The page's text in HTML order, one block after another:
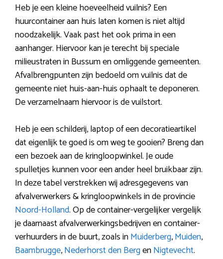
Heb je een kleine hoeveelheid vuilnis? Een
huurcontainer aan huis laten komen is niet altijd
noodzakelijk. Vaak past het ook prima in een
aanhanger. Hiervoor kan je terecht bij speciale
milieustraten in Bussum en omliggende gemeenten.
Afvalbrengpunten zijn bedoeld om vuilnis dat de
gemeente niet huis-aan-huis ophaalt te deponeren.
De verzamelnaam hiervoor is de vuilstort.
Heb je een schilderij, laptop of een decoratieartikel
dat eigenlijk te goed is om weg te gooien? Breng dan
een bezoek aan de kringloopwinkel. Je oude
spulletjes kunnen voor een ander heel bruikbaar zijn.
In deze tabel verstrekken wij adresgegevens van
afvalverwerkers & kringloopwinkels in de provincie
Noord-Holland. Op de container-vergelijker vergelijk
je daarnaast afvalverwerkingsbedrijven en container-
verhuurders in de buurt, zoals inMuiderberg,Muiden,
Baambrugge,Nederhorst den BergenNigtevecht.